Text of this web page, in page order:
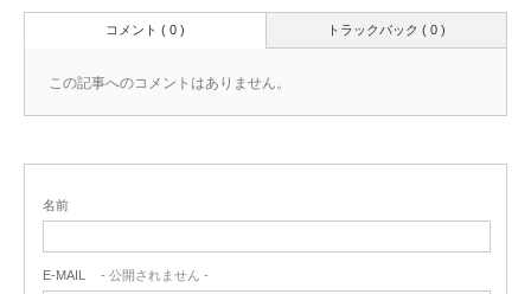
トラックバック ( 0 )
コメント ( 0 )
この記事へのコメントはありません。
名前
E-MAIL - 公開されません -